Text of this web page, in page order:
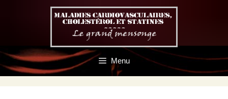
Menu